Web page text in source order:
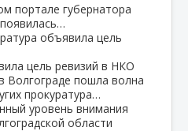
портале губернатора
объявила цель
Волгограде пошла волна
прокуратура…
уровень внимания
области